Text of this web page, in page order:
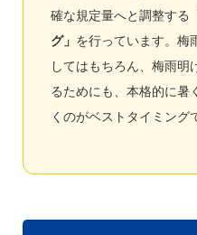
確な規定量へと調整する
グ」 を行っています。梅
してはもちろん、梅雨明
るためにも、本格的に暑
くのがベストタイミング